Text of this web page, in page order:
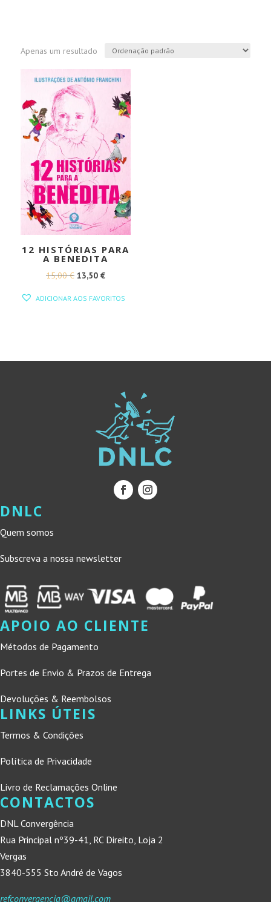
Apenas um resultado
12 HISTÓRIAS PARA
A BENEDITA
15,00€ O
13,50 €O
ADICIONAR AOS FAVORITOS
DNLC
Quem somos
Subscreva a nossa newsletter
APOIO AO CLIENTE
Métodos de Pagamento
Portes de Envio & Prazos de Entrega
Devoluções & Reembolsos
LINKS ÚTEIS
Termos & Condições
Política de Privacidade
Livro de Reclamações Online
CONTACTOS
DNL Convergência
Rua Principal nº39-41, RC Direito, Loja 2
Vergas
3840-555 Sto André de Vagos
refconvergencia@gmail.com